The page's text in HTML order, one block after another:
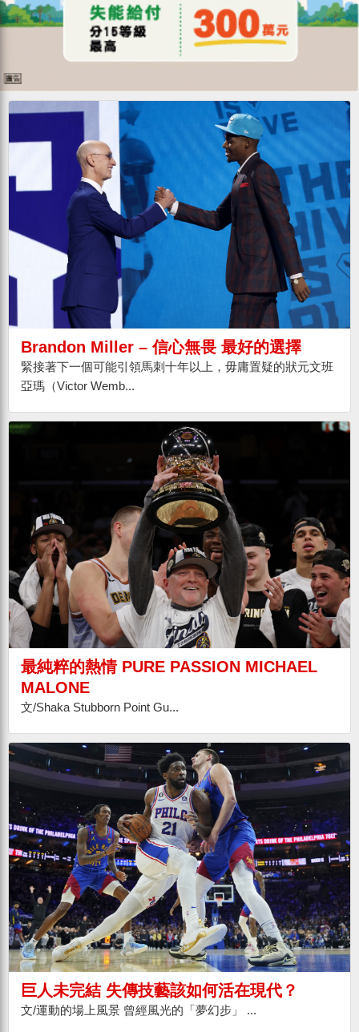
Brandon Miller – 信心無畏 最好的選擇
緊接著下一個可能引領馬刺十年以上，毋庸置疑的狀元文班
亞瑪（Victor Wemb...
最純粹的熱情 PURE PASSION MICHAEL
MALONE
文/Shaka Stubborn Point Gu...
巨人未完結 失傳技藝該如何活在現代？
文/運動的場上風景 曾經風光的「夢幻步」 ...